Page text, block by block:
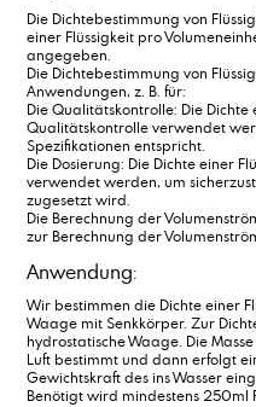
Die Dichtebestimmung von
einer Flüssigkeit pro
angegeben.
Die Dichtebestimmung von
Anwendungen, z. B. für:
Die Qualitätskontrolle: Die Dichte
Qualitätskontrolle verwendet
Spezifikationen entspricht.
Die Dosierung: Die Dichte einer
verwendet werden, um
zugesetzt wird.
Die Berechnung der
zur Berechnung der
Anwendung:
Wir bestimmen die Dichte einer
Waage mit Senkkörper. Zur
hydrostatische Waage. Die
Luft bestimmt und dann erfolgt
Gewichtskraft des ins Wasser
Benötigt wird mindestens 250ml